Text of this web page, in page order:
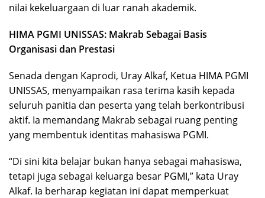
nilai kekeluargaan di luar ranah akademik.
HIMA PGMI UNISSAS: Makrab Sebagai Basis
Organisasi dan Prestasi
Senada dengan Kaprodi, Uray Alkaf, Ketua HIMA PGMI
UNISSAS, menyampaikan rasa terima kasih kepada
seluruh panitia dan peserta yang telah berkontribusi
aktif. Ia memandang Makrab sebagai ruang penting
yang membentuk identitas mahasiswa PGMI.
“Di sini kita belajar bukan hanya sebagai mahasiswa,
tetapi juga sebagai keluarga besar PGMI,” kata Uray
Alkaf. Ia berharap kegiatan ini dapat memperkuat